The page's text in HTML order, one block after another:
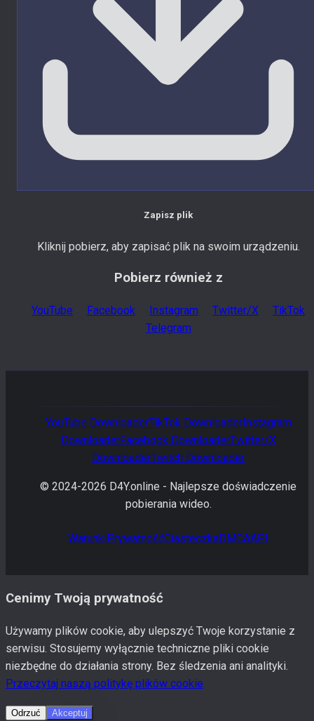
Zapisz plik
Kliknij pobierz, aby zapisać plik na swoim urządzeniu.
Pobierz również z
YouTube Facebook Instagram Twitter/X
TikTok
Telegram
YouTube DownloaderTikTokDownloaderInstagram
DownloaderFacebookDownloaderTwitter/X
DownloaderTwitch Downloader
© 2024-2026 D4Y.online - Najlepsze doświadczenie
pobierania wideo.
WarunkiPrywatnośćCiasteczkaDMCAAPI
Cenimy Twoją prywatność
Używamy plików cookie, aby ulepszyć Twoje korzystanie z
serwisu. Stosujemy wyłącznie techniczne pliki cookie
niezbędne do działania strony. Bez śledzenia ani analityki.
Przeczytaj naszą politykę plików cookie
Odrzuć Akceptuj